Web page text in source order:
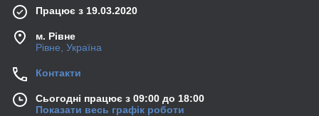
Працює з 19.03.2020
м. Рівне
Рівне, Україна
Контакти
Сьогодні працює з 09:00 до 18:00
Показати весь графік роботи